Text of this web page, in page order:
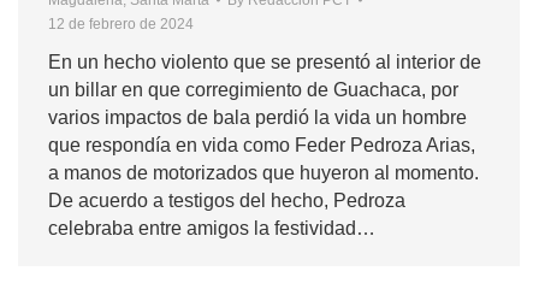
12 de febrero de 2024
En un hecho violento que se presentó al interior de
un billar en que corregimiento de Guachaca, por
varios impactos de bala perdió la vida un hombre
que respondía en vida como Feder Pedroza Arias,
a manos de motorizados que huyeron al momento.
De acuerdo a testigos del hecho, Pedroza
celebraba entre amigos la festividad…